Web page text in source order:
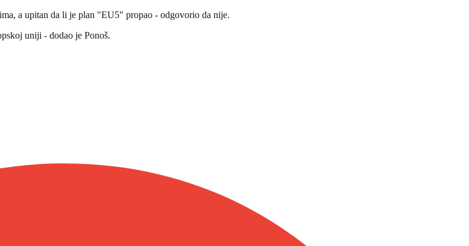
a upitan da li je plan "EU5" propao - odgovorio da nije.
uniji - dodao je Ponoš.